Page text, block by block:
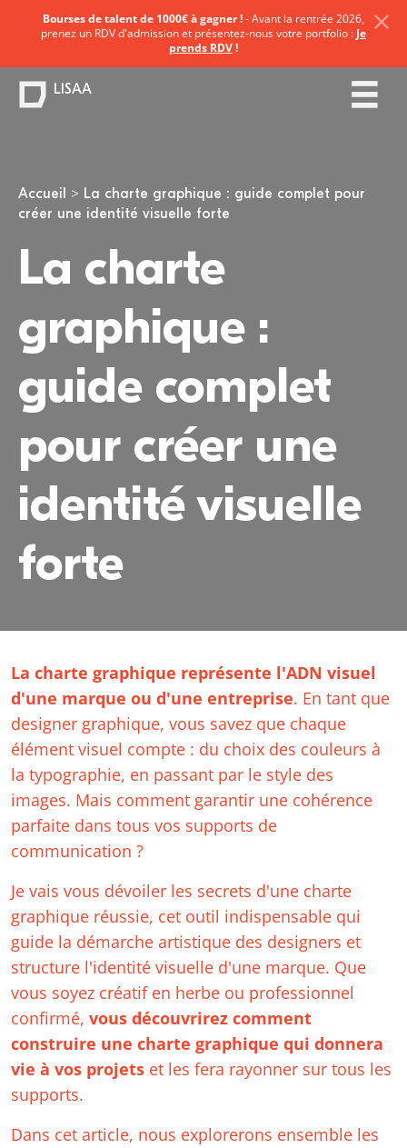
Vous êtes ici
Accueil
La charte graphique : guide complet pour
créer une identité visuelle forte
La charte
graphique :
guide complet
pour créer une
identité visuelle
forte
La charte graphique représente l'ADN visuel
d'une marque ou d'une entreprise. En tant que
designer graphique, vous savez que chaque
élément visuel compte : du choix des couleurs à
la typographie, en passant par le style des
images. Mais comment garantir une cohérence
parfaite dans tous vos supports de
communication ?
Je vais vous dévoiler les secrets d'une charte
graphique réussie, cet outil indispensable qui
guide la démarche artistique des designers et
structure l'identité visuelle d'une marque. Que
vous soyez créatif en herbe ou professionnel
confirmé, vous découvrirez comment
construire une charte graphique qui donnera
vie à vos projets et les fera rayonner sur tous les
supports.
Dans cet article, nous explorerons ensemble les
Bourses de talent de 1000€ à gagner !- Avant la rentrée 2026,
prenez un RDV d'admission et présentez-nous votre portfolio : Je
prends RDV!
LISAA